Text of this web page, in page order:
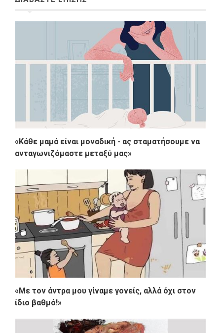
«Κάθε μαμά είναι μοναδική - ας σταματήσουμε να
ανταγωνιζόμαστε μεταξύ μας»
«Με τον άντρα μου γίναμε γονείς, αλλά όχι στον
ίδιο βαθμό!»